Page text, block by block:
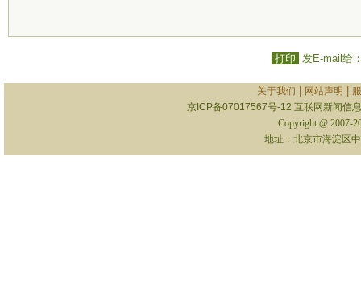
打印 发E-mail给
关于我们 网站声明
京ICP备07017567号-12 互联网新闻信
Copyright @ 2007-
地址：北京市海淀区